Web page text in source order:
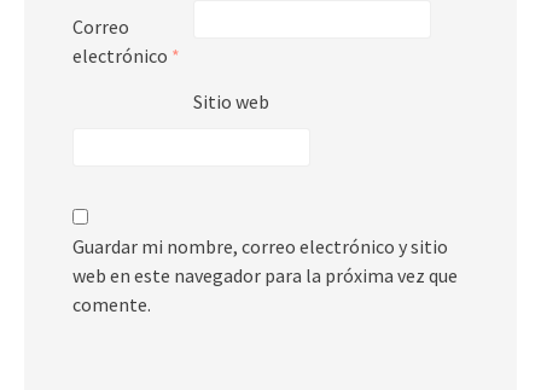
Correo
electrónico *
Sitio web
Guardar mi nombre, correo electrónico y sitio
web en este navegador para la próxima vez que
comente.